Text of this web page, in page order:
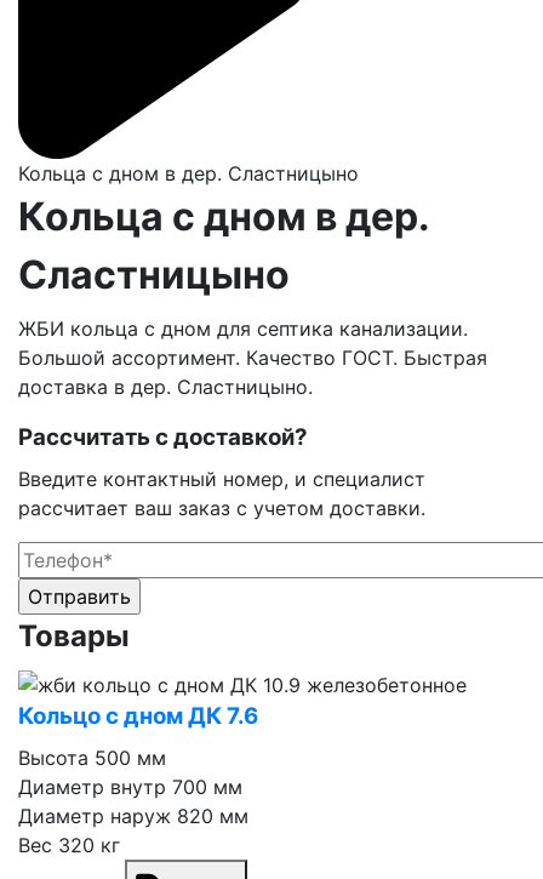
Кольца с дном в дер. Сластницыно
Кольца с дном в дер.
Сластницыно
ЖБИ кольца с дном для септика канализации.
Большой ассортимент. Качество ГОСТ. Быстрая
доставка в дер. Сластницыно.
Рассчитать с доставкой?
Введите контактный номер, и специалист
рассчитает ваш заказ с учетом доставки.
Товары
Кольцо с дном ДК 7.6
Высота 500 мм
Диаметр внутр 700 мм
Диаметр наруж 820 мм
Вес 320 кг